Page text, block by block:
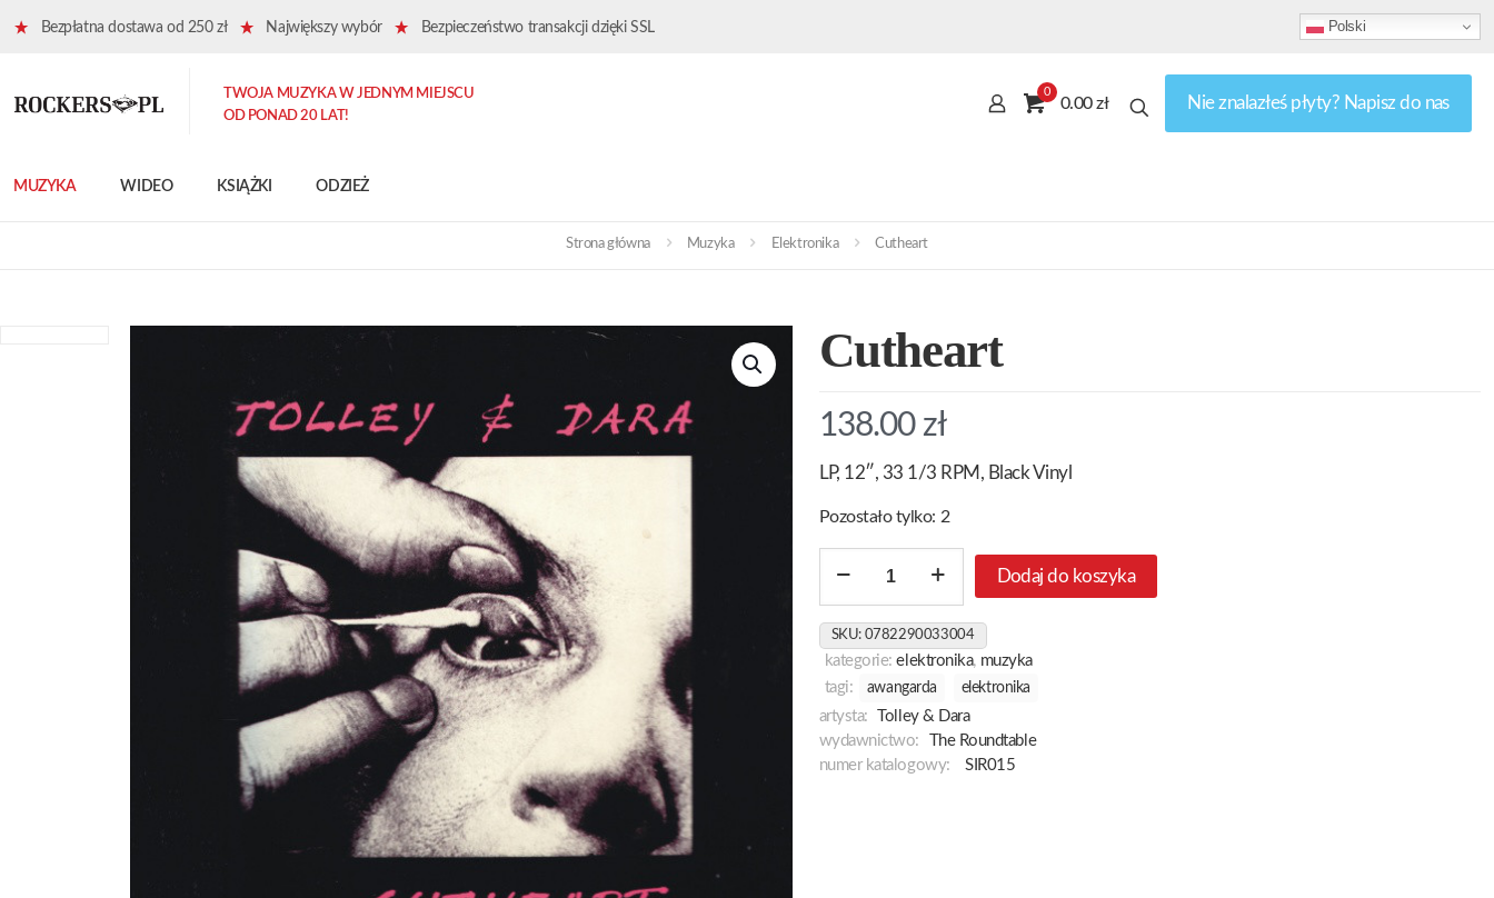
Bezpłatna dostawa od 250 zł Największy wybór Bezpieczeństwo transakcji dzięki SSL Polski
MUZYKA WIDEO KSIĄŻKI ODZIEŻ
TWOJA MUZYKA W JEDNYM MIEJSCU
OD PONAD 20 LAT!
0
0.00 zł Nie znalazłeś płyty? Napisz do nas
Strona główna Muzyka Elektronika Cutheart
Cutheart
138.00 zł
LP, 12″, 33 1/3 RPM, Black Vinyl
Pozostało tylko: 2
Dodaj do koszyka
SKU: 0782290033004
kategorie:elektronika, muzyka
tagi:
awangarda elektronika
artysta:
Tolley & Dara
wydawnictwo:
The Roundtable
numer katalogowy:
SIR015